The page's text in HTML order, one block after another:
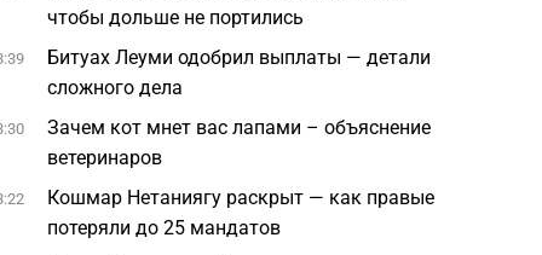
чтобы дольше не портились
Битуах Леуми одобрил выплаты — детали
сложного дела
Зачем кот мнет вас лапами – объяснение
ветеринаров
Кошмар Нетаниягу раскрыт — как правые
потеряли до 25 мандатов